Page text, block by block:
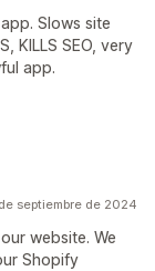
Slows site
KILLS SEO, very
app.
septiembre de 2024
website. We
Shopify